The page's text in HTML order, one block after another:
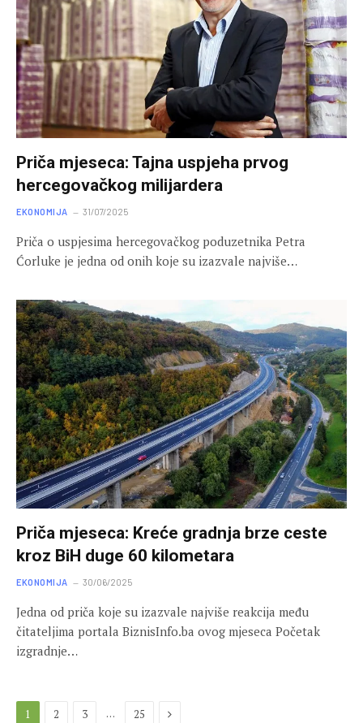
Priča mjeseca: Tajna uspjeha prvog
hercegovačkog milijardera
EKONOMIJA 31/07/2025
Priča o uspjesima hercegovačkog poduzetnika Petra
Ćorluke je jedna od onih koje su izazvale najviše…
Priča mjeseca: Kreće gradnja brze ceste
kroz BiH duge 60 kilometara
EKONOMIJA 30/06/2025
Jedna od priča koje su izazvale najviše reakcija među
čitateljima portala BiznisInfo.ba ovog mjeseca Početak
izgradnje…
1 2 3 … 25 Next